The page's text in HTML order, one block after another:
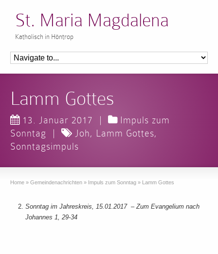
St. Maria Magdalena
Katholisch in Höntrop
Lamm Gottes
13. Januar 2017 |
Impuls zum
Sonntag
| Joh, Lamm Gottes,
Sonntagsimpuls
Home » Gemeindenachrichten » Impuls zum Sonntag » Lamm Gottes
Sonntag im Jahreskreis, 15.01.2017 –Zum Evangelium nach
Johannes 1, 29-34